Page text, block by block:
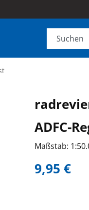
ADFC-
Maßstab:
9,95 €